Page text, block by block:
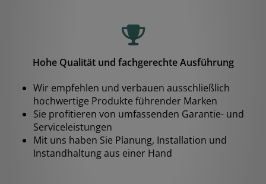
Hohe Qualität und fachgerechte Ausführung
Wir empfehlen und verbauen ausschließlich
hochwertige Produkte führender Marken
Sie profitieren von umfassenden Garantie- und
Serviceleistungen
Mit uns haben Sie Planung, Installation und
Instandhaltung aus einer Hand